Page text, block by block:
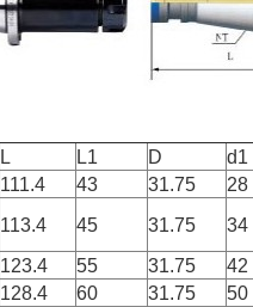
L L1 D d1
111.4 43 31.75 28
113.4 45 31.75 34
123.4 55 31.75 42
128.4 60 31.75 50